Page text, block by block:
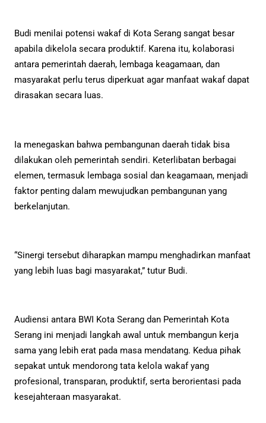
Budi menilai potensi wakaf di Kota Serang sangat besar
apabila dikelola secara produktif. Karena itu, kolaborasi
antara pemerintah daerah, lembaga keagamaan, dan
masyarakat perlu terus diperkuat agar manfaat wakaf dapat
dirasakan secara luas.
Ia menegaskan bahwa pembangunan daerah tidak bisa
dilakukan oleh pemerintah sendiri. Keterlibatan berbagai
elemen, termasuk lembaga sosial dan keagamaan, menjadi
faktor penting dalam mewujudkan pembangunan yang
berkelanjutan.
“Sinergi tersebut diharapkan mampu menghadirkan manfaat
yang lebih luas bagi masyarakat,” tutur Budi.
Audiensi antara BWI Kota Serang dan Pemerintah Kota
Serang ini menjadi langkah awal untuk membangun kerja
sama yang lebih erat pada masa mendatang. Kedua pihak
sepakat untuk mendorong tata kelola wakaf yang
profesional, transparan, produktif, serta berorientasi pada
kesejahteraan masyarakat.